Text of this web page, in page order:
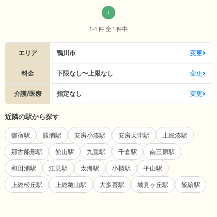
1
1~1 件 全 1 件中
エリア 鴨川市 変更
料金 下限なし〜上限なし 変更
介護/医療 指定なし 変更
近隣の駅から探す
御宿駅 勝浦駅 安房小湊駅 安房天津駅 上総湊駅
那古船形駅 館山駅 九重駅 千倉駅 南三原駅
和田浦駅 江見駅 太海駅 小櫃駅 平山駅
上総松丘駅 上総亀山駅 大多喜駅 城見ヶ丘駅 飯給駅